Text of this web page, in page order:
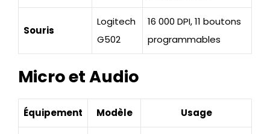
Souris
Logitech
G502
16 000 DPI, 11 boutons
programmables
Micro et Audio
Équipement Modèle Usage